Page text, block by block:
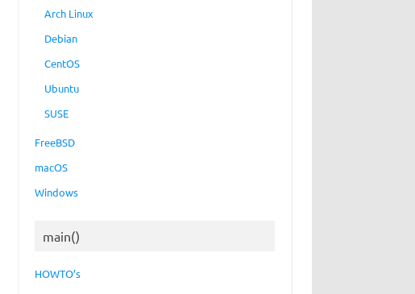
Arch Linux
Debian
CentOS
Ubuntu
SUSE
FreeBSD
macOS
Windows
main()
HOWTO’s